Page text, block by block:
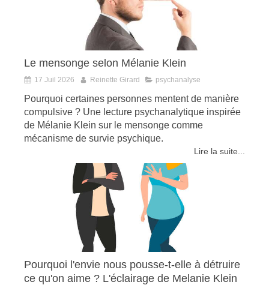
Le mensonge selon Mélanie Klein
17 Juil 2026 Reinette Girard psychanalyse
Pourquoi certaines personnes mentent de manière
compulsive ? Une lecture psychanalytique inspirée
de Mélanie Klein sur le mensonge comme
mécanisme de survie psychique.
Lire la suite...
Pourquoi l'envie nous pousse-t-elle à détruire
ce qu'on aime ? L'éclairage de Melanie Klein